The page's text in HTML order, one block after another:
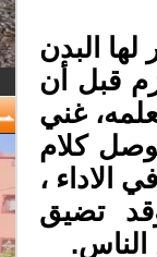
البدن
قبل أن
غني
كلام
،
تضيق